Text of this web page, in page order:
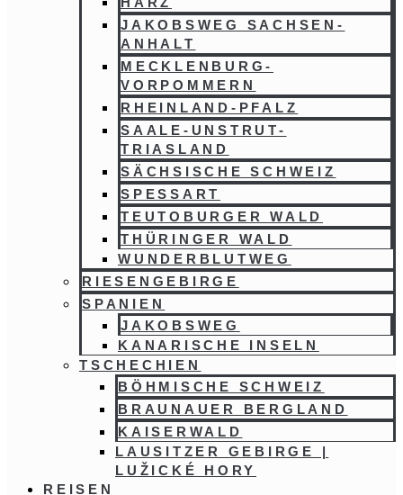
JAKOBSWEG SACHSEN-
ANHALT
MECKLENBURG-
VORPOMMERN
RHEINLAND-PFALZ
SAALE-UNSTRUT-
TRIASLAND
SÄCHSISCHE SCHWEIZ
SPESSART
TEUTOBURGER WALD
THÜRINGER WALD
WUNDERBLUTWEG
RIESENGEBIRGE
SPANIEN
JAKOBSWEG
KANARISCHE INSELN
TSCHECHIEN
BÖHMISCHE SCHWEIZ
BRAUNAUER BERGLAND
KAISERWALD
LAUSITZER GEBIRGE |
LUŽICKÉ HORY
REISEN